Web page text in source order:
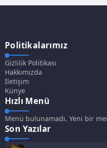
Politikalarımız
Gizlilik Politikası
Hakkımızda
İletişim
Künye
Hızlı Menü
Menü bulunamadı. Yeni bir
Son Yazılar